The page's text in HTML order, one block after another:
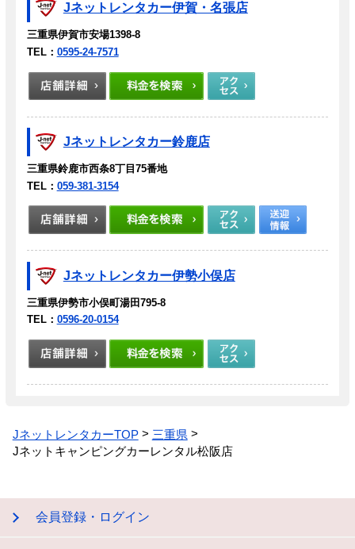
Jネットレンタカー伊賀・名張店
三重県伊賀市安場1398-8
TEL： 0595-24-7571
Jネットレンタカー鈴鹿店
三重県鈴鹿市西条8丁目75番地
TEL： 059-381-3154
Jネットレンタカー伊勢小俣店
三重県伊勢市小俣町湯田795-8
TEL： 0596-20-0154
JネットレンタカーTOP
三重県
Jネットキャンピングカーレンタル松阪店
会員登録・ログイン